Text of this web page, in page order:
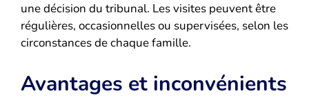
une décision du tribunal. Les visites peuvent être
régulières, occasionnelles ou supervisées, selon les
circonstances de chaque famille.
Avantages et inconvénients